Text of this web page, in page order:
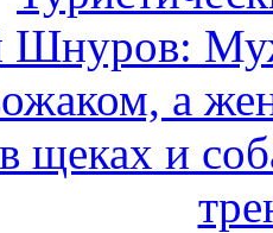
Шнуров:
а
щеках и